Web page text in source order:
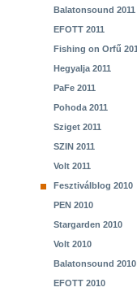
Balatonsound 2011
EFOTT 2011
Fishing on Orfű
Hegyalja 2011
PaFe 2011
Pohoda 2011
Sziget 2011
SZIN 2011
Volt 2011
Fesztiválblog 2010
PEN 2010
Stargarden 2010
Volt 2010
Balatonsound 2010
EFOTT 2010